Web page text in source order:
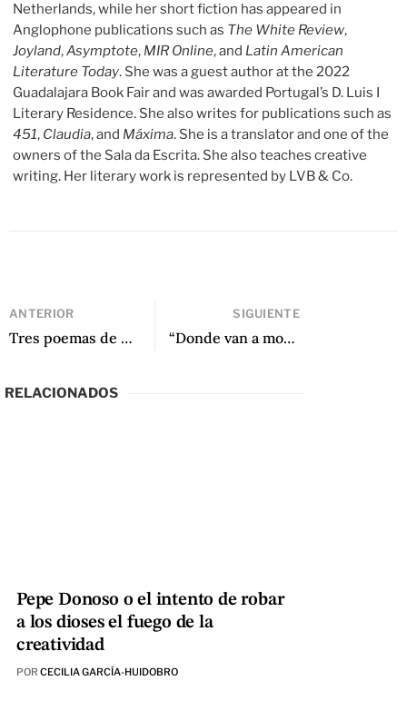
Netherlands, while her short fiction has appeared in
Anglophone publications such as The White Review,
Joyland,Asymptote, MIR Online, and Latin American
Literature Today. She was a guest author at the 2022
Guadalajara Book Fair and was awarded Portugal’s D. Luis I
Literary Residence. She also writes for publications such as
451, Claudia, and Máxima. She is a translator and one of the
owners of the Sala da Escrita. She also teaches creative
writing. Her literary work is represented by LVB & Co.
ANTERIOR
Tres poemas de Las confesiones de Fabián O. Iriarte, traducidos por Lawrence Schimel
SIGUIENTE
“Donde van a morir los Rocinantes” de Víctor Carreño
RELACIONADOS
Pepe Donoso o el intento de robar
a los dioses el fuego de la
creatividad
POR CECILIA GARCÍA-HUIDOBRO